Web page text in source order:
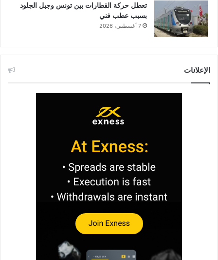
تعطل حركة القطارات بين تونس وجبل الجلود
بسبب عطب فني
7 أغسطس، 2026
الإعلانات